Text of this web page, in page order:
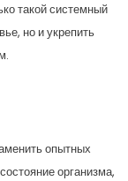
такой системный
но и укрепить
опытных
организма,